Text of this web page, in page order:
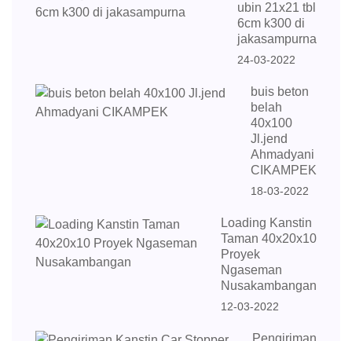
ubin 21x21 tbl
6cm k300 di
jakasampurna
24-03-2022
buis beton
belah
40x100
Jl.jend
Ahmadyani
CIKAMPEK
18-03-2022
Loading Kanstin
Taman 40x20x10
Proyek
Ngaseman
Nusakambangan
12-03-2022